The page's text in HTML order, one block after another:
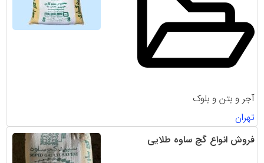
آجر و بتن و بلوک
تهران
فروش انواع گچ ساوه طلایی